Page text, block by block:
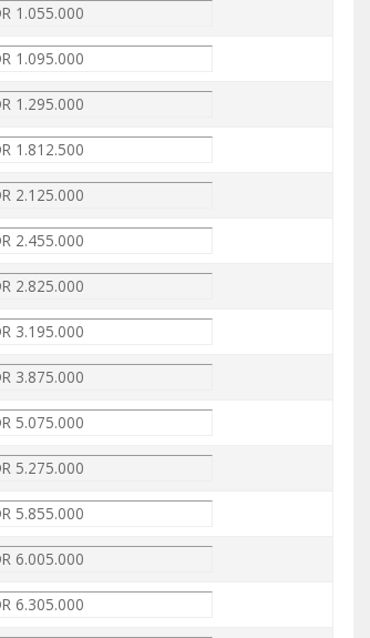
1.055.000
1.095.000
1.295.000
1.812.500
2.125.000
2.455.000
2.825.000
3.195.000
3.875.000
5.075.000
5.275.000
5.855.000
6.005.000
6.305.000